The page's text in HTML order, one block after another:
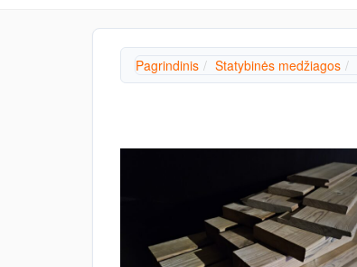
Pagrindinis Statybinės medžiagos